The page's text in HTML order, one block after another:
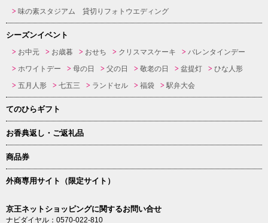
味の素スタジアム 貸切りフォトウエディング
シーズンイベント
お中元 お歳暮 おせち クリスマスケーキ
バレンタインデー
ホワイトデー
母の日 父の日 敬老の日 盆提灯
ひな人形
五月人形
七五三 ランドセル 福袋 駅弁大会
てのひらギフト
お香典返し・ご返礼品
商品券
外商専用サイト（限定サイト）
京王ネットショッピングに関するお問い合せ
ナビダイヤル：0570-022-810